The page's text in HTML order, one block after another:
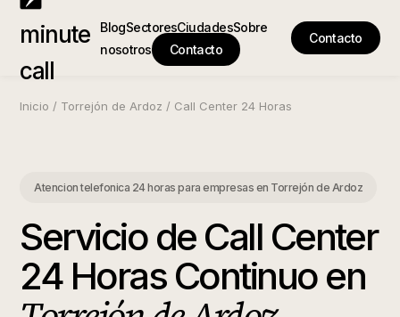
minute
call
BlogSectoresCiudadesSobre
nosotros
Contacto
Contacto
Inicio / Torrejón de Ardoz / Call Center 24 Horas
Atencion telefonica 24 horas para empresas en Torrejón de Ardoz
Servicio de Call Center
24 Horas Continuoen